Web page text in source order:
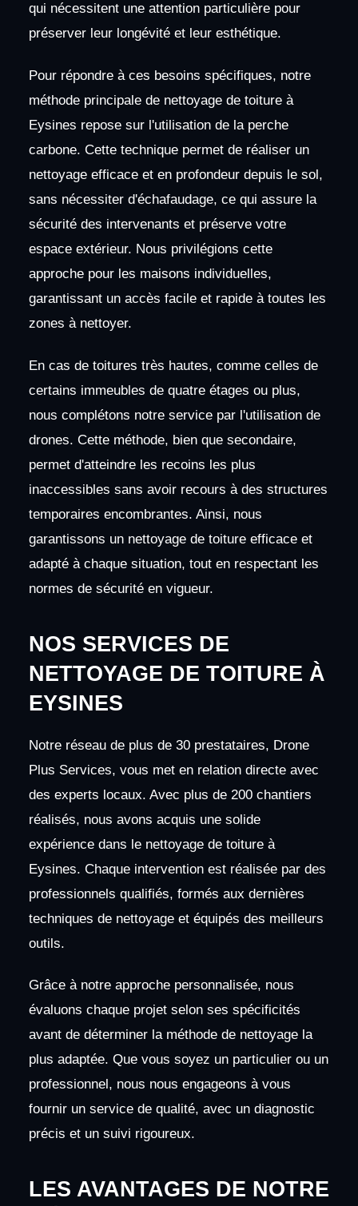
qui nécessitent une attention particulière pour
préserver leur longévité et leur esthétique.
Pour répondre à ces besoins spécifiques, notre
méthode principale de nettoyage de toiture à
Eysines repose sur l'utilisation de la perche
carbone. Cette technique permet de réaliser un
nettoyage efficace et en profondeur depuis le sol,
sans nécessiter d'échafaudage, ce qui assure la
sécurité des intervenants et préserve votre
espace extérieur. Nous privilégions cette
approche pour les maisons individuelles,
garantissant un accès facile et rapide à toutes les
zones à nettoyer.
En cas de toitures très hautes, comme celles de
certains immeubles de quatre étages ou plus,
nous complétons notre service par l'utilisation de
drones. Cette méthode, bien que secondaire,
permet d'atteindre les recoins les plus
inaccessibles sans avoir recours à des structures
temporaires encombrantes. Ainsi, nous
garantissons un nettoyage de toiture efficace et
adapté à chaque situation, tout en respectant les
normes de sécurité en vigueur.
NOS SERVICES DE
NETTOYAGE DE TOITURE À
EYSINES
Notre réseau de plus de 30 prestataires, Drone
Plus Services, vous met en relation directe avec
des experts locaux. Avec plus de 200 chantiers
réalisés, nous avons acquis une solide
expérience dans le nettoyage de toiture à
Eysines. Chaque intervention est réalisée par des
professionnels qualifiés, formés aux dernières
techniques de nettoyage et équipés des meilleurs
outils.
Grâce à notre approche personnalisée, nous
évaluons chaque projet selon ses spécificités
avant de déterminer la méthode de nettoyage la
plus adaptée. Que vous soyez un particulier ou un
professionnel, nous nous engageons à vous
fournir un service de qualité, avec un diagnostic
précis et un suivi rigoureux.
LES AVANTAGES DE NOTRE